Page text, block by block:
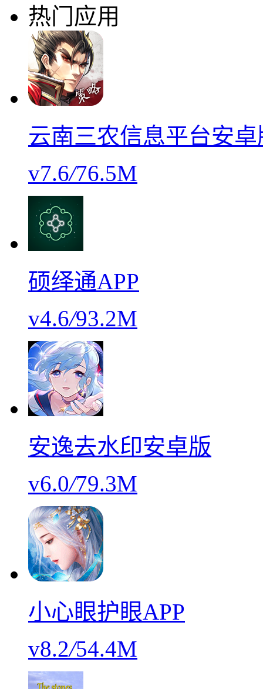
热门应用
云南三农信息平台安卓
v7.6/76.5M
硕绎通APP
v4.6/93.2M
安逸去水印安卓版
v6.0/79.3M
小心眼护眼APP
v8.2/54.4M